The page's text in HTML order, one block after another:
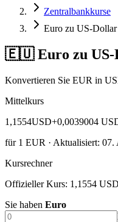
Zentralbankkurse
Euro zu US-Dollar
🇪🇺 Euro zu US-
Konvertieren Sie EUR in
Mittelkurs
1,1554USD+0,0039004
für1 EUR · Aktualisiert: 07.
Kursrechner
Offizieller Kurs: 1,1554
Sie haben Euro